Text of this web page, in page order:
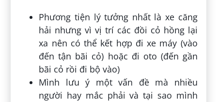
Phương tiện lý tưởng nhất là xe căng
hải nhưng vì vị trí các đồi cỏ hồng lại
xa nên có thể kết hợp đi xe máy (vào
đến tận bãi cỏ) hoặc đi oto (đến gần
bãi cỏ rồi đi bộ vào)
Mình lưu ý một vấn đề mà nhiều
người hay mắc phải và tại sao mình